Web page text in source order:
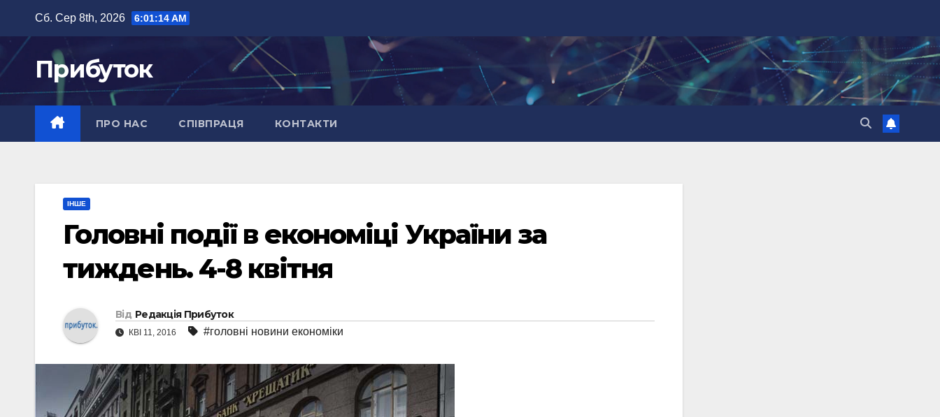
вмісту
Сб. Сер 8th, 2026 6:01:15 AM
Прибуток
ПРО НАС СПІВПРАЦЯ КОНТАКТИ
ІНШЕ
Головні події в економіці України за
тиждень. 4-8 квітня
Від Редакція Прибуток
КВІ 11, 2016 #головні новини економіки